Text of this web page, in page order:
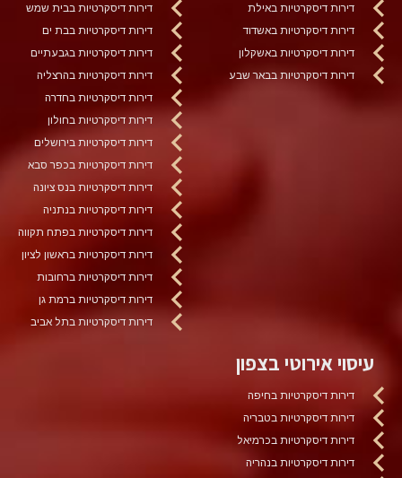
דירות דיסקרטיות באילת
דירות דיסקרטיות באשדוד
דירות דיסקרטיות באשקלון
דירות דיסקרטיות בבאר שבע
דירות דיסקרטיות בבית שמש
דירות דיסקרטיות בבת ים
דירות דיסקרטיות בגבעתיים
דירות דיסקרטיות בהרצליה
דירות דיסקרטיות בחדרה
דירות דיסקרטיות בחולון
דירות דיסקרטיות בירושלים
דירות דיסקרטיות בכפר סבא
דירות דיסקרטיות בנס ציונה
דירות דיסקרטיות בנתניה
דירות דיסקרטיות בפתח תקווה
דירות דיסקרטיות בראשון לציון
דירות דיסקרטיות ברחובות
דירות דיסקרטיות ברמת גן
דירות דיסקרטיות בתל אביב
עיסוי אירוטי בצפון
דירות דיסקרטיות בחיפה
דירות דיסקרטיות בטבריה
דירות דיסקרטיות בכרמיאל
דירות דיסקרטיות בנהריה